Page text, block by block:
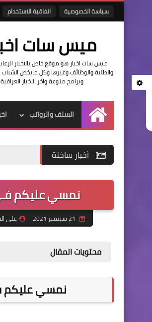
سياسة الخصوصية اتفاقية الاستخدام
ميس سات
ميس سات اخبار هو موقع خاص بالاخبار
والطلبة والوظائف وغيرها وكل مايخص
وبرامج منوعة واخر الاخبار العراقية
الرئيسية
السلف والرواتب
أخبار ساخنة
نمسي عليكم
علي
محتويات المقال
‏نمسي عليكم